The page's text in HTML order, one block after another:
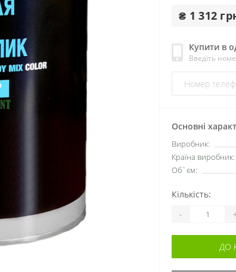
₴ 1 312
Купити в
Введіть
Основні
Виробник:
Країна виробник:
Об`єм:
Кількість:
-
ДО